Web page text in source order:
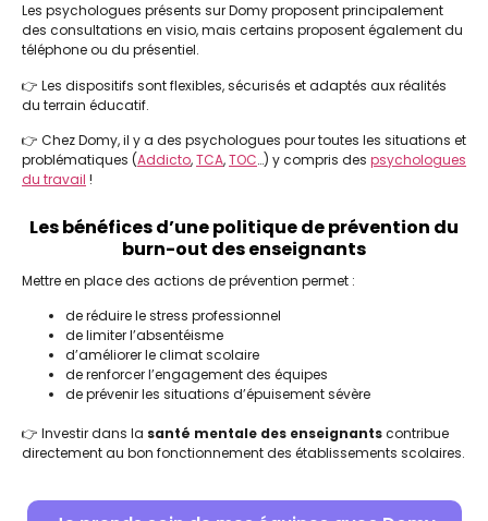
Les psychologues présents sur Domy proposent principalement
des consultations en visio, mais certains proposent également du
téléphone ou du présentiel.
👉 Les dispositifs sont flexibles, sécurisés et adaptés aux réalités
du terrain éducatif.
👉 Chez Domy, il y a des psychologues pour toutes les situations et
problématiques (Addicto,TCA,TOC…) y compris des psychologues
du travail !
Les bénéfices d’une politique de prévention du
burn-out des enseignants
Mettre en place des actions de prévention permet :
de réduire le stress professionnel
de limiter l’absentéisme
d’améliorer le climat scolaire
de renforcer l’engagement des équipes
de prévenir les situations d’épuisement sévère
👉 Investir dans la santé mentale des enseignantscontribue
directement au bon fonctionnement des établissements scolaires.